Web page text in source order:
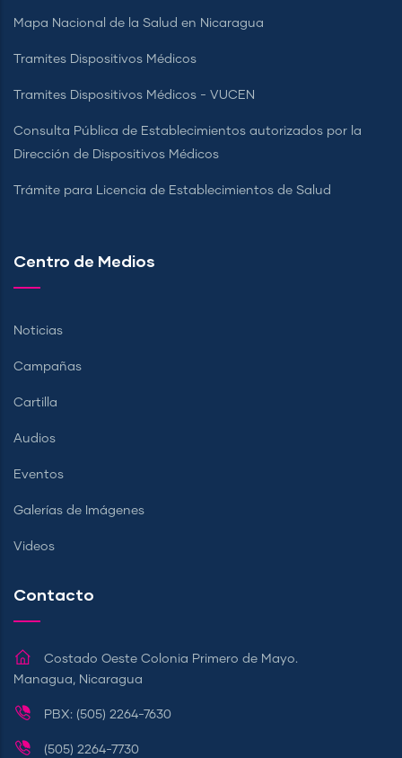
Mapa Nacional de la Salud en Nicaragua
Tramites Dispositivos Médicos
Tramites Dispositivos Médicos - VUCEN
Consulta Pública de Establecimientos autorizados por la
Dirección de Dispositivos Médicos
Trámite para Licencia de Establecimientos de Salud
Centro de Medios
Noticias
Campañas
Cartilla
Audios
Eventos
Galerías de Imágenes
Videos
Contacto
Costado Oeste Colonia Primero de Mayo.
Managua, Nicaragua
PBX: (505) 2264-7630
(505) 2264-7730